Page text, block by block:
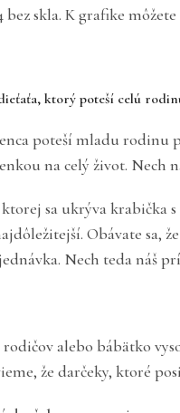
skla. K grafike
ktorý poteší celú
poteší mladu
na celý život.
sa ukrýva
Obávate sa,
Nech teda
rodičov alebo bábätko
že darčeky, ktoré